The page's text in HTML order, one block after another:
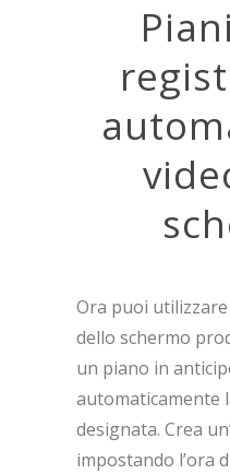
Ora puoi
dello schermo
un piano in
automaticamente
designata. Crea
impostando l’ora